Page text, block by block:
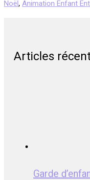
Noël, Animation Enfant
Articles
Garde